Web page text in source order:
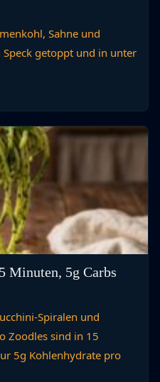
Sahne und
getoppt und in unter
Minuten, 5g Carbs
Spiralen und
Zoodles sind in 15
5g Kohlenhydrate pro